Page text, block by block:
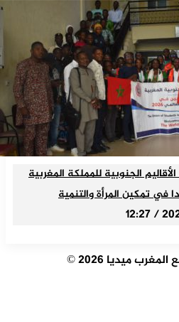
الجنوبية للمملكة المغربية
في تمكين المرأة والتنمية
ميديا 2026 ©